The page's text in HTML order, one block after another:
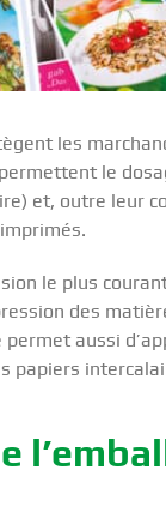
les
le
et, outre leur
le plus
des
aussi
papiers